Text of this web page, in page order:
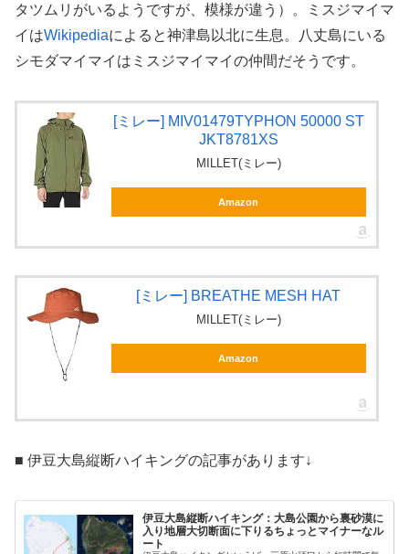
タツムリがいるようですが、模様が違う）。ミスジマイマ
イはWikipediaによると神津島以北に生息。八丈島にいる
シモダマイマイはミスジマイマイの仲間だそうです。
[ミレー] MIV01479TYPHON 50000 ST
JKT8781XS
MILLET(ミレー)
Amazon
[ミレー] BREATHE MESH HAT
MILLET(ミレー)
Amazon
■ 伊豆大島縦断ハイキングの記事があります↓
伊豆大島縦断ハイキング：大島公園から裏砂漠に
入り地層大切断面に下りるちょっとマイナーなル
ート